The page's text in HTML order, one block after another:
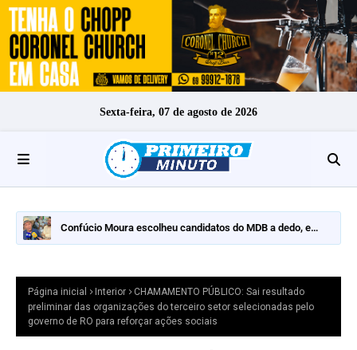
Sexta-feira, 07 de agosto de 2026
Confúcio Moura escolheu candidatos do MDB a dedo, e
Página inicial Interior
CHAMAMENTO PÚBLICO: Sai resultado
preliminar das organizações do terceiro setor selecionadas pelo
governo de RO para reforçar ações sociais